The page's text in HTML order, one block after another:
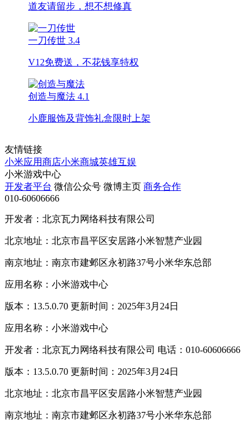
道友请留步，想不想修真
一刀传世 3.4
V12免费送，不花钱享特权
创造与魔法 4.1
小鹿服饰及背饰礼盒限时上架
友情链接
小米应用商店小米商城英雄互娱
小米游戏中心
开发者平台 微信公众号 微博主页 商务合作
010-60606666
开发者：北京瓦力网络科技有限公司
北京地址：北京市昌平区安居路小米智慧产业园
南京地址：南京市建邺区永初路37号小米华东总部
应用名称：小米游戏中心
版本：13.5.0.70 更新时间：2025年3月24日
应用名称：小米游戏中心
开发者：北京瓦力网络科技有限公司 电话：010-60606666
版本：13.5.0.70 更新时间：2025年3月24日
北京地址：北京市昌平区安居路小米智慧产业园
南京地址：南京市建邺区永初路37号小米华东总部